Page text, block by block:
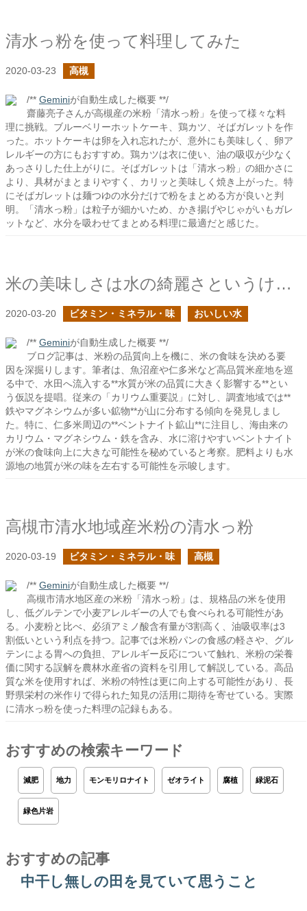
清水っ粉を使って料理してみた
2020-03-23 高槻
/** Geminiが自動生成した概要 **/
齋藤亮子さんが高槻産の米粉「清水っ粉」を使って様々な料
理に挑戦。ブルーベリーホットケーキ、鶏カツ、そばガレットを作
った。ホットケーキは卵を入れ忘れたが、意外にも美味しく、卵ア
レルギーの方にもおすすめ。鶏カツは衣に使い、油の吸収が少なく
あっさりした仕上がりに。そばガレットは「清水っ粉」の細かさに
より、具材がまとまりやすく、カリッと美味しく焼き上がった。特
にそばガレットは麺つゆの水分だけで粉をまとめる方が良いと判
明。「清水っ粉」は粒子が細かいため、かき揚げやじゃがいもガレ
ットなど、水分を吸わせてまとめる料理に最適だと感じた。
米の美味しさは水の綺麗さというけれど
2020-03-20 ビタミン・ミネラル・味 おいしい水
/** Geminiが自動生成した概要 **/
ブログ記事は、米粉の品質向上を機に、米の食味を決める要
因を深掘りします。筆者は、魚沼産や仁多米など高品質米産地を巡
る中で、水田へ流入する**水質が米の品質に大きく影響する**とい
う仮説を提唱。従来の「カリウム重要説」に対し、調査地域では**
鉄やマグネシウムが多い鉱物**が山に分布する傾向を発見しまし
た。特に、仁多米周辺の**ベントナイト鉱山**に注目し、海由来の
カリウム・マグネシウム・鉄を含み、水に溶けやすいベントナイト
が米の食味向上に大きな可能性を秘めていると考察。肥料よりも水
源地の地質が米の味を左右する可能性を示唆します。
高槻市清水地域産米粉の清水っ粉
2020-03-19 ビタミン・ミネラル・味 高槻
/** Geminiが自動生成した概要 **/
高槻市清水地区産の米粉「清水っ粉」は、規格品の米を使用
し、低グルテンで小麦アレルギーの人でも食べられる可能性があ
る。小麦粉と比べ、必須アミノ酸含有量が3割高く、油吸収率は3
割低いという利点を持つ。記事では米粉パンの食感の軽さや、グル
テンによる胃への負担、アレルギー反応について触れ、米粉の栄養
価に関する誤解を農林水産省の資料を引用して解説している。高品
質な米を使用すれば、米粉の特性は更に向上する可能性があり、長
野県栄村の米作りで得られた知見の活用に期待を寄せている。実際
に清水っ粉を使った料理の記録もある。
おすすめの検索キーワード
減肥 地力 モンモリロナイト ゼオライト 腐植 緑泥石
緑色片岩
おすすめの記事
中干し無しの田を見ていて思うこと